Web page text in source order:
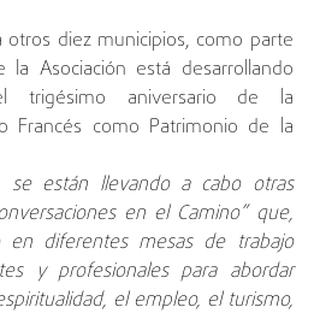
otros diez municipios, como parte
Asociación está desarrollando
trigésimo aniversario de la
Francés como Patrimonio de la
se están llevando a cabo otras
en el Camino” que,
en diferentes mesas de trabajo
y profesionales para abordar
el empleo, el turismo,